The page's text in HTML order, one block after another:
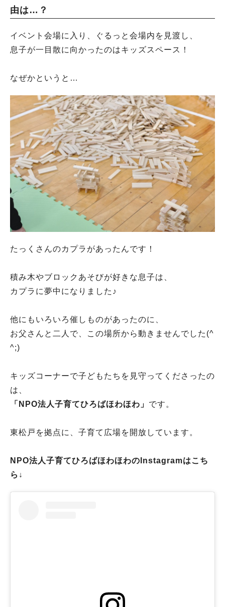
由は…？
イベント会場に入り、ぐるっと会場内を見渡し、
息子が一目散に向かったのはキッズスペース！
なぜかというと…
たっくさんのカプラがあったんです！
積み木やブロックあそびが好きな息子は、
カプラに夢中になりました♪
他にもいろいろ催しものがあったのに、
お父さんと二人で、この場所から動きませんでした(^
^;)
キッズコーナーで子どもたちを見守ってくださったの
は、
「NPO法人子育てひろばほわほわ」 です。
東松戸を拠点に、子育て広場を開放しています。
NPO法人子育てひろばほわほわのInstagramはこち
ら↓